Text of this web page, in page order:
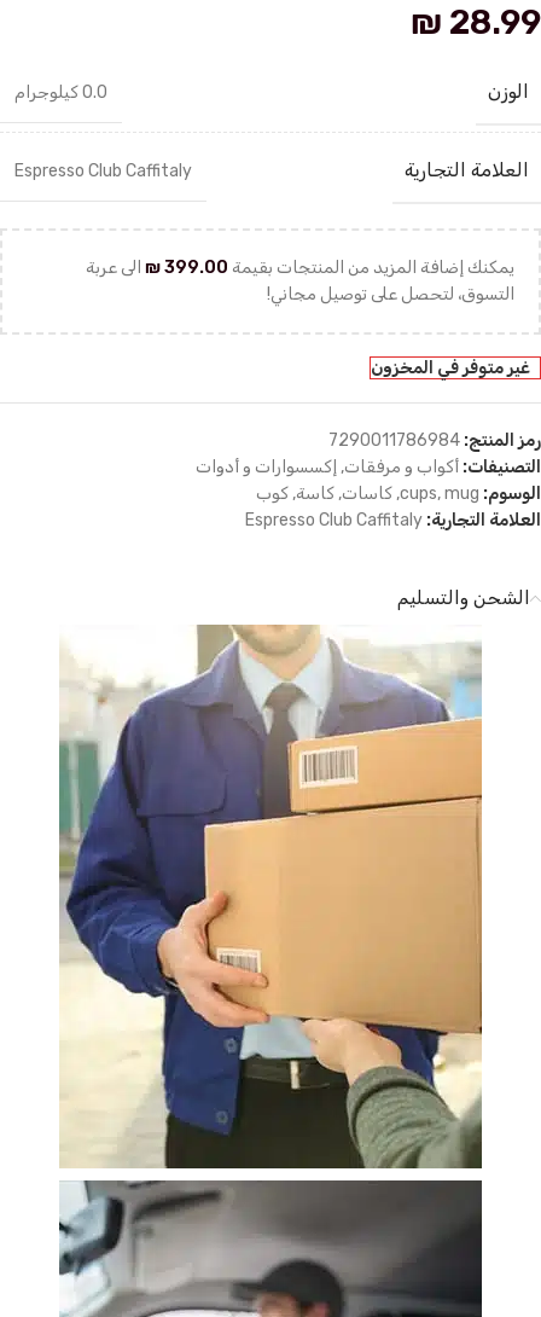
₪ 28.99
الوزن 0.0 كيلوجرام
العلامة التجارية Espresso Club Caffitaly
يمكنك إضافة المزيد من المنتجات بقيمة ₪399.00
الى عربة
التسوق، لتحصل على توصيل مجاني!
غير متوفر في المخزون
رمز المنتج: 7290011786984
التصنيفات: أكواب و مرفقات, إكسسوارات و أدوات
الوسوم:
cups,mug
, كاسات, كاسة, كوب
العلامة التجارية: Espresso Club Caffitaly
الشحن والتسليم